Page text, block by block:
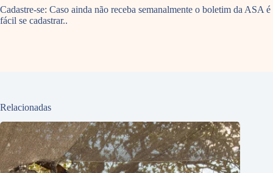
Cadastre-se: Caso ainda não receba semanalmente o boletim da ASA é
fácil se cadastrar..
Relacionadas